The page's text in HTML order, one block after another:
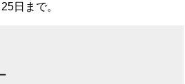
日まで。